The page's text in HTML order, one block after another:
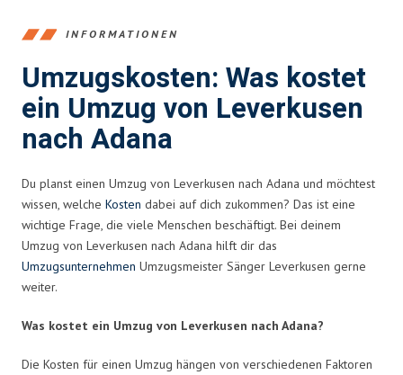
INFORMATIONEN
Umzugskosten: Was kostet
ein Umzug von Leverkusen
nach Adana
Du planst einen Umzug von Leverkusen nach Adana und möchtest
wissen, welche Kosten dabei auf dich zukommen? Das ist eine
wichtige Frage, die viele Menschen beschäftigt. Bei deinem
Umzug von Leverkusen nach Adana hilft dir das
Umzugsunternehmen Umzugsmeister Sänger Leverkusen gerne
weiter.
Was kostet ein Umzug von Leverkusen nach Adana?
Die Kosten für einen Umzug hängen von verschiedenen Faktoren